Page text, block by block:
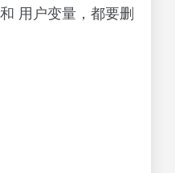
用户变量，都要删